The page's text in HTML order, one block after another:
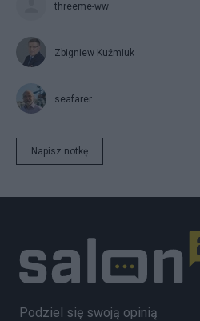
threeme-ww
Zbigniew Kuźmiuk
seafarer
Napisz notkę
Podziel się swoją opinią